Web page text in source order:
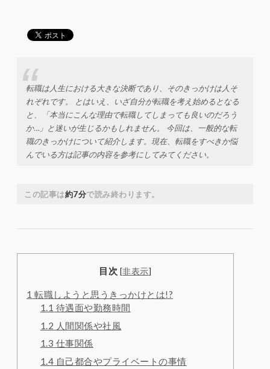
転職は人生における大きな決断であり、そのきっかけは人そ
れぞれです。 とはいえ、いざ自分が転職を考え始めるとなる
と、「本当にこんな理由で転職してしまっても良いのだろう
か…」と迷いが生じるかもしれません。 今回は、一般的な転
職のきっかけについて紹介します。現在、転職をすべきか悩
んでいる方は記事の内容を参考にしてみてください。
この記事は約7分で読み終わります。
目次 [非表示]
1 転職しようと思うきっかけとは!?
1.1 待遇面や勤務時間
1.2 人間関係や社風
1.3 仕事関係
1.4 自己都合やプライベートの事情